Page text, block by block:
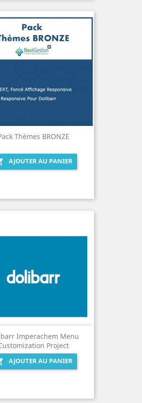
Thèmes BRONZE
AJOUTER AU PANIER
Imperachem Menu
Project
AJOUTER AU PANIER